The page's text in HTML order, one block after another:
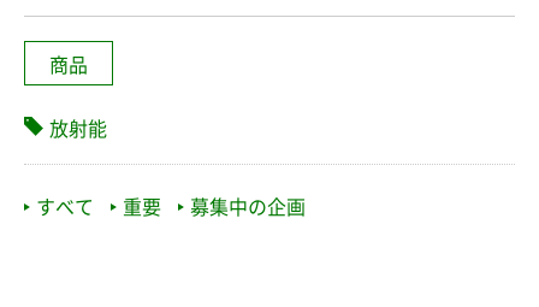
商品
放射能
すべて 重要 募集中の企画